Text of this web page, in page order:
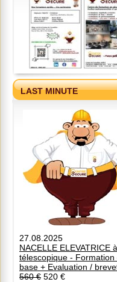
LAST MINUTE
27.08.2025
NACELLE ELEVATRICE
télescopique - Formation
base + Evaluation /
560 € 520 €